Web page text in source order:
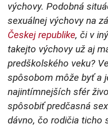
výchovy. Podobná
sexuálnej výchovy na
Českej republike, či v
takejto výchovy už aj
predškolského veku?
spôsobom môže byť a
najintímnejších sfér
spôsobiť predčasná
dávno, čo rodičia ticho